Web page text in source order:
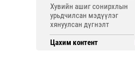
Хувийн ашиг сонирхлын
урьдчилсан мэдүүлэг
хянуулсан дүгнэлт
Цахим контент